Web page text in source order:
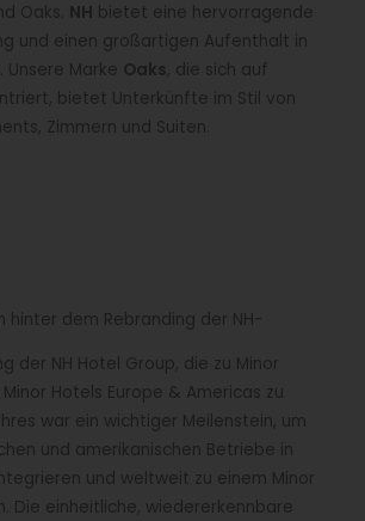
Oaks. NH bietet eine hervorragende
und einen großartigen Aufenthalt in
Unsere Marke Oaks, die sich auf
bietet Unterkünfte im Stil von
Zimmern und Suiten.
hinter dem Rebranding der NH-
der NH Hotel Group, die zu Minor
Hotels Europe & Americas zu
war ein wichtiger Meilenstein, um
und amerikanischen Betriebe in
und weltweit zu einem Minor
Die einheitliche, wiedererkennbare